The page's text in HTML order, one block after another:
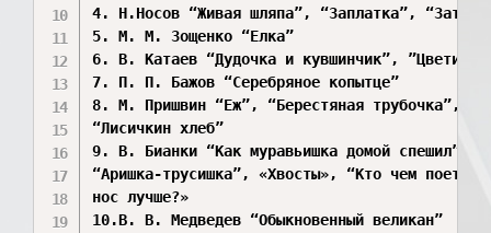
4. Н.Носов “Живая шляпа”, “Заплатка”,
5. М. М. Зощенко “Елка”
6. В. Катаев “Дудочка и кувшинчик”,
7. П. П. Бажов “Серебряное копытце”
8. М. Пришвин “Еж”, “Берестяная трубочка”,
“Лисичкин хлеб”
9. В. Бианки “Как муравьишка домой спешил”,
“Аришка-трусишка”, «Хвосты», “Кто чем
нос лучше?»
10.В. В. Медведев “Обыкновенный великан”